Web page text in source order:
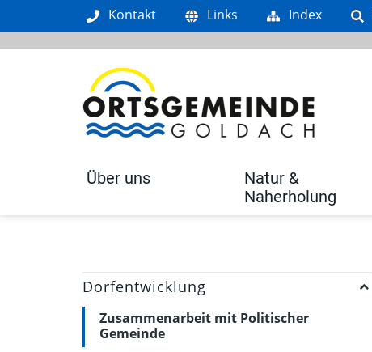
Kopfzeile
Kontakt Links Index
Über uns
Natur &
Naherholung
Dorfentwicklung
Zusammenarbeit mit Politischer
Gemeinde